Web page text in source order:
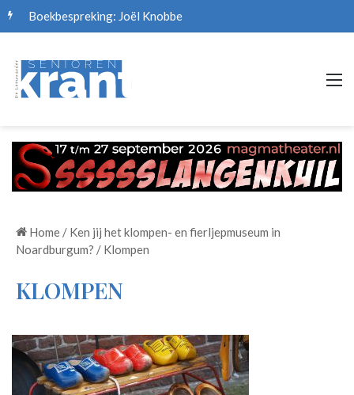
Boekbespreking: Joël Knobbe
Home / Ken jij het klompen- en fierljepmuseum in
Noardburgum? / Klompen
KLOMPEN